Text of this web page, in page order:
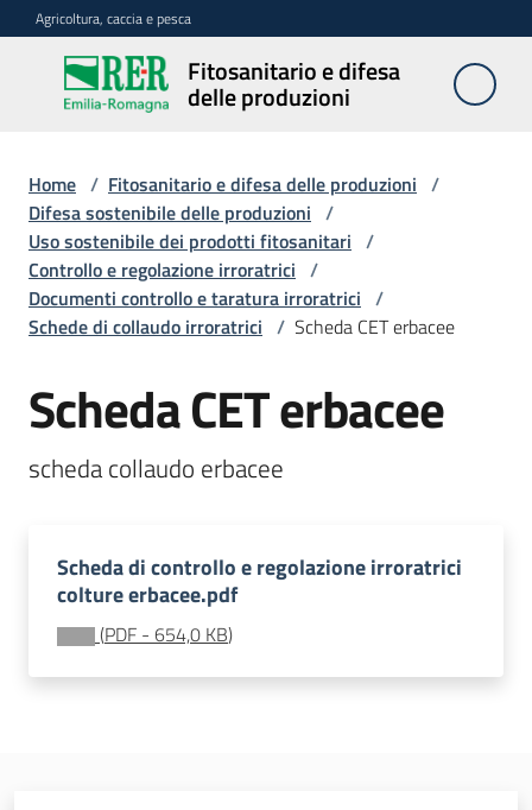
Vai al contenuto
Vai alla navigazione
Vai al footer
Agricoltura, caccia e pesca
Fitosanitario e difesa
delle produzioni
Fitosanitario
e difesa
produzioni
Avversità
delle
piante
Sorveglianza
Vivaismo
e
Home / Fitosanitario e difesa delle produzioni /
Difesa sostenibile delle produzioni /
Uso sostenibile dei prodotti fitosanitari /
Controllo e regolazione irroratrici /
Documenti controllo e taratura irroratrici /
Schede di collaudo irroratrici / Scheda CET erbacee
Scheda CET erbacee
scheda collaudo erbacee
Scheda di controllo e regolazione irroratrici
colture erbacee.pdf
(PDF - 654,0 KB)